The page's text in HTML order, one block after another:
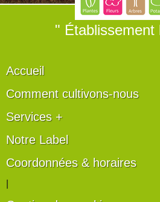
" Établissement
Accueil
Comment cultivons-nous
Services +
Notre Label
Coordonnées & horaires